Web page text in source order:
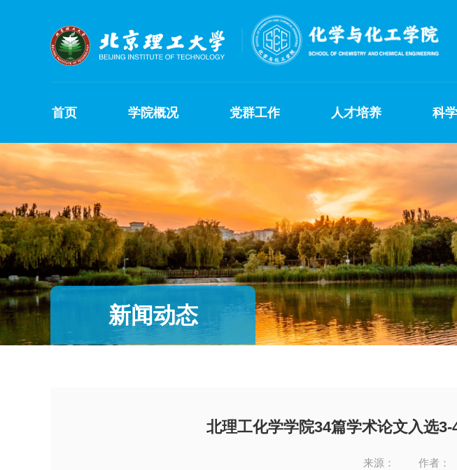
首页 学院概况 党群工作 人才培养 科
新闻动态
北理工化学学院34篇学术论文入选
来源： 作者：